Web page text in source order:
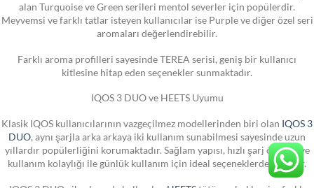
alan Turquoise ve Green serileri mentol severler için popülerdir.
Meyvemsi ve farklı tatlar isteyen kullanıcılar ise Purple ve diğer özel seri
aromaları değerlendirebilir.
Farklı aroma profilleri sayesinde TEREA serisi, geniş bir kullanıcı
kitlesine hitap eden seçenekler sunmaktadır.
IQOS 3 DUO ve HEETS Uyumu
Klasik IQOS kullanıcılarının vazgeçilmez modellerinden biri olan IQOS 3
DUO, aynı şarjla arka arkaya iki kullanım sunabilmesi sayesinde uzun
yıllardır popülerliğini korumaktadır. Sağlam yapısı, hızlı şarj özelliği ve
kullanım kolaylığı ile günlük kullanım için ideal seçeneklerden biridir.